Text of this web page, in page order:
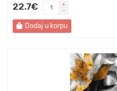
22.7€
Dodaj u korpu